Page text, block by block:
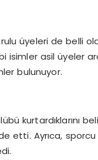
üyeleri de belli
isimler asil üyeler
bulunuyor.
kurtardıklarını
etti. Ayrıca,